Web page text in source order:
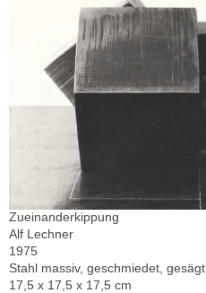
Zueinanderkippung
Alf Lechner
1975
Stahl massiv, geschmiedet, gesägt
17,5 x 17,5 x 17,5 cm